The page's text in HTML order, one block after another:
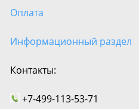
Оплата
Информационный раздел
Контакты:
+7-499-113-53-71